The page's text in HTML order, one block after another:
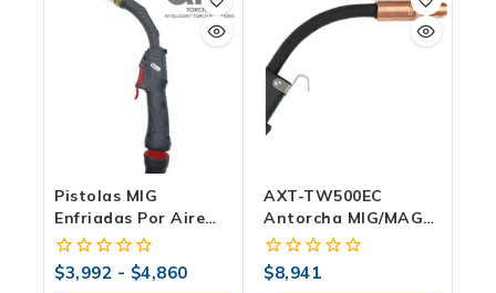
Pistolas MIG
Enfriadas Por Aire
Serie M4: Máxima
Potencia Y
Rendimiento
0
$3,992 - $4,860
AXT-TW500EC
Antorcha MIG/MAG
Industrial Para
Soldadura Pesada |
Axtech
0
$8,941